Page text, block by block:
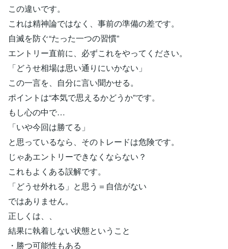
この違いです。
これは精神論ではなく、事前の準備の差です。
自滅を防ぐ“たった一つの習慣”
エントリー直前に、必ずこれをやってください。
「どうせ相場は思い通りにいかない」
この一言を、自分に言い聞かせる。
ポイントは“本気で思えるかどうか”です。
もし心の中で…
「いや今回は勝てる」
と思っているなら、そのトレードは危険です。
じゃあエントリーできなくならない？
これもよくある誤解です。
「どうせ外れる」と思う＝自信がない
ではありません。
正しくは、、
結果に執着しない状態ということ
・勝つ可能性もある